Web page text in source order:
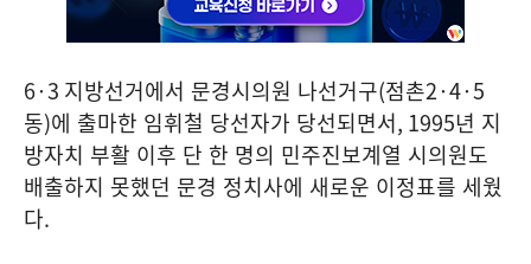
6·3 지방선거에서 문경시의원 나선거구(점촌2·4·5
동)에 출마한 임휘철 당선자가 당선되면서, 1995년 지
방자치 부활 이후 단 한 명의 민주진보계열 시의원도
배출하지 못했던 문경 정치사에 새로운 이정표를 세웠
다.